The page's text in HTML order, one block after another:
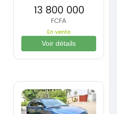
13 800 000
FCFA
En vente
Voir détails